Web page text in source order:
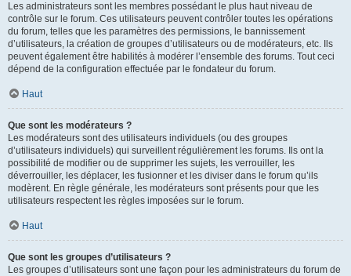
Les administrateurs sont les membres possédant le plus haut niveau de
contrôle sur le forum. Ces utilisateurs peuvent contrôler toutes les opérations
du forum, telles que les paramètres des permissions, le bannissement
d’utilisateurs, la création de groupes d’utilisateurs ou de modérateurs, etc. Ils
peuvent également être habilités à modérer l’ensemble des forums. Tout ceci
dépend de la configuration effectuée par le fondateur du forum.
Haut
Que sont les modérateurs ?
Les modérateurs sont des utilisateurs individuels (ou des groupes
d’utilisateurs individuels) qui surveillent régulièrement les forums. Ils ont la
possibilité de modifier ou de supprimer les sujets, les verrouiller, les
déverrouiller, les déplacer, les fusionner et les diviser dans le forum qu’ils
modèrent. En règle générale, les modérateurs sont présents pour que les
utilisateurs respectent les règles imposées sur le forum.
Haut
Que sont les groupes d’utilisateurs ?
Les groupes d’utilisateurs sont une façon pour les administrateurs du forum de